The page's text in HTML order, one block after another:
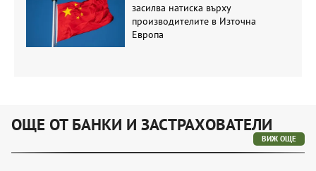
засилва натиска върху
производителите в Източна
Европа
ОЩЕ ОТ БАНКИ И ЗАСТРАХОВАТЕЛИ
ВИЖ ОЩЕ